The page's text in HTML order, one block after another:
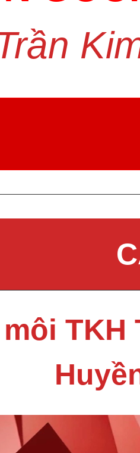
TKH